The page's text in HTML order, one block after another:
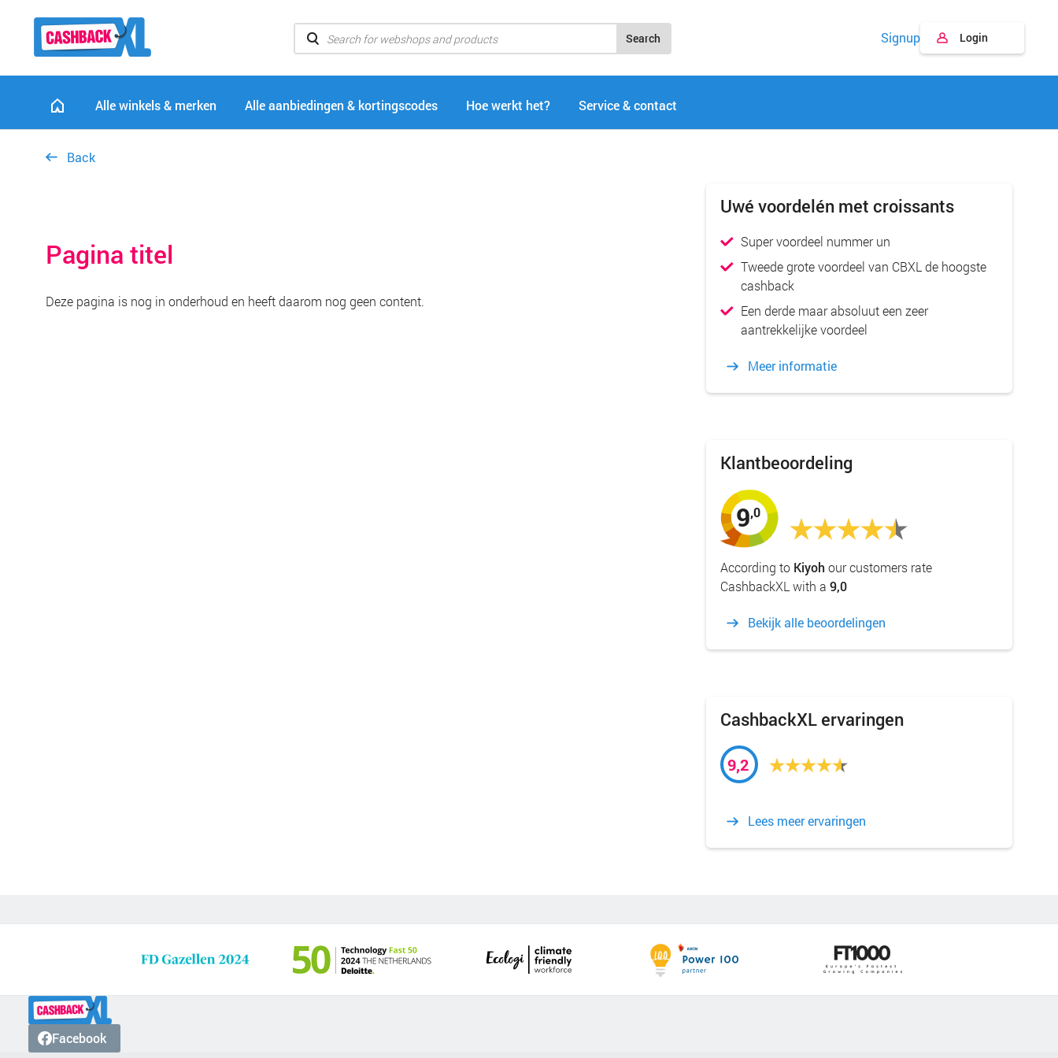
Search Signup Login
Alle winkels & merken Alle aanbiedingen & kortingscodes Hoe werkt het? Service & contact
Back
Pagina titel
Deze pagina is nog in onderhoud en heeft daarom nog geen content.
Uwé voordelén met croissants
Super voordeel nummer un
Tweede grote voordeel van CBXL de hoogste
cashback
Een derde maar absoluut een zeer
aantrekkelijke voordeel
Meer informatie
Klantbeoordeling
9,0
According to Kiyoh our customers rate
CashbackXL with a 9,0
Bekijk alle beoordelingen
CashbackXL ervaringen
9,2
Lees meer ervaringen
Facebook